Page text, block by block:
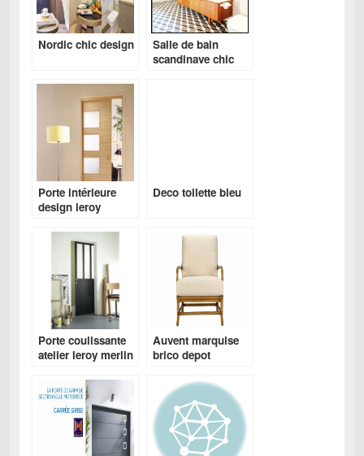
Nordic chic design
Salle de bain
scandinave chic
Porte intérieure
design leroy
Deco toilette bleu
Porte coulissante
atelier leroy merlin
Auvent marquise
brico depot